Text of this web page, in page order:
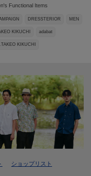
Functional Items
DRESSTERIOR MEN
KIKUCHI adabat
KIKUCHI
ショップリスト